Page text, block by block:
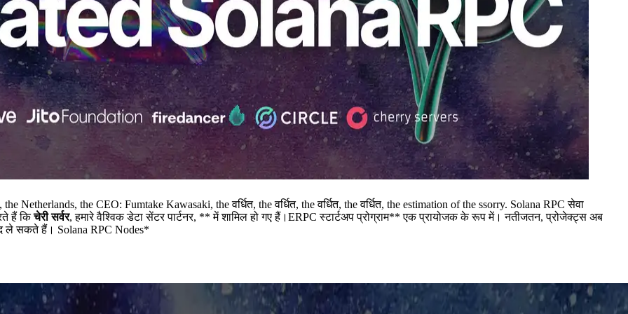
the CEO: Fumtake Kawasaki, the वर्धित, the वर्धित, the वर्धित, the वर्धित, the estimation of the ssorry. Solana RPC सेवा
हैं किचेरी सर्वर, हमारे वैश्विक डेटा सेंटर पार्टनर, ** में शामिल हो गए हैं।ERPC स्टार्टअप प्रोग्राम** एक प्रायोजक के रूप में। नतीजतन, प्रोजेक्ट्स अब
ले सकते हैं। Solana RPC Nodes*